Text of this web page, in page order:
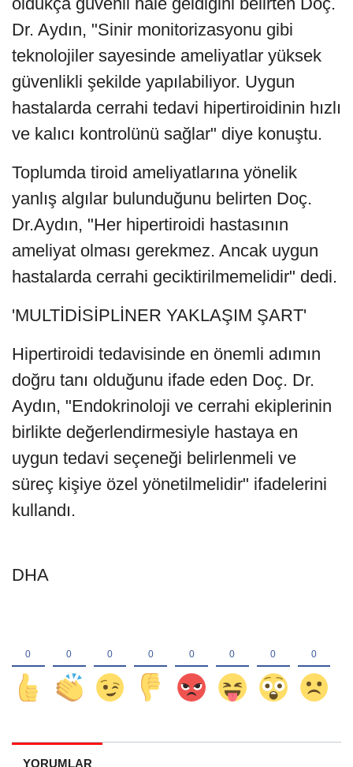
Dr. Aydın, "Sinir monitorizasyonu gibi
teknolojiler sayesinde ameliyatlar yüksek
güvenlikli şekilde yapılabiliyor. Uygun
hastalarda cerrahi tedavi hipertiroidinin hızlı
ve kalıcı kontrolünü sağlar" diye konuştu.
Toplumda tiroid ameliyatlarına yönelik
yanlış algılar bulunduğunu belirten Doç.
Dr.Aydın, "Her hipertiroidi hastasının
ameliyat olması gerekmez. Ancak uygun
hastalarda cerrahi geciktirilmemelidir" dedi.
'MULTİDİSİPLİNER YAKLAŞIM ŞART'
Hipertiroidi tedavisinde en önemli adımın
doğru tanı olduğunu ifade eden Doç. Dr.
Aydın, "Endokrinoloji ve cerrahi ekiplerinin
birlikte değerlendirmesiyle hastaya en
uygun tedavi seçeneği belirlenmeli ve
süreç kişiye özel yönetilmelidir" ifadelerini
kullandı.
DHA
YORUMLAR